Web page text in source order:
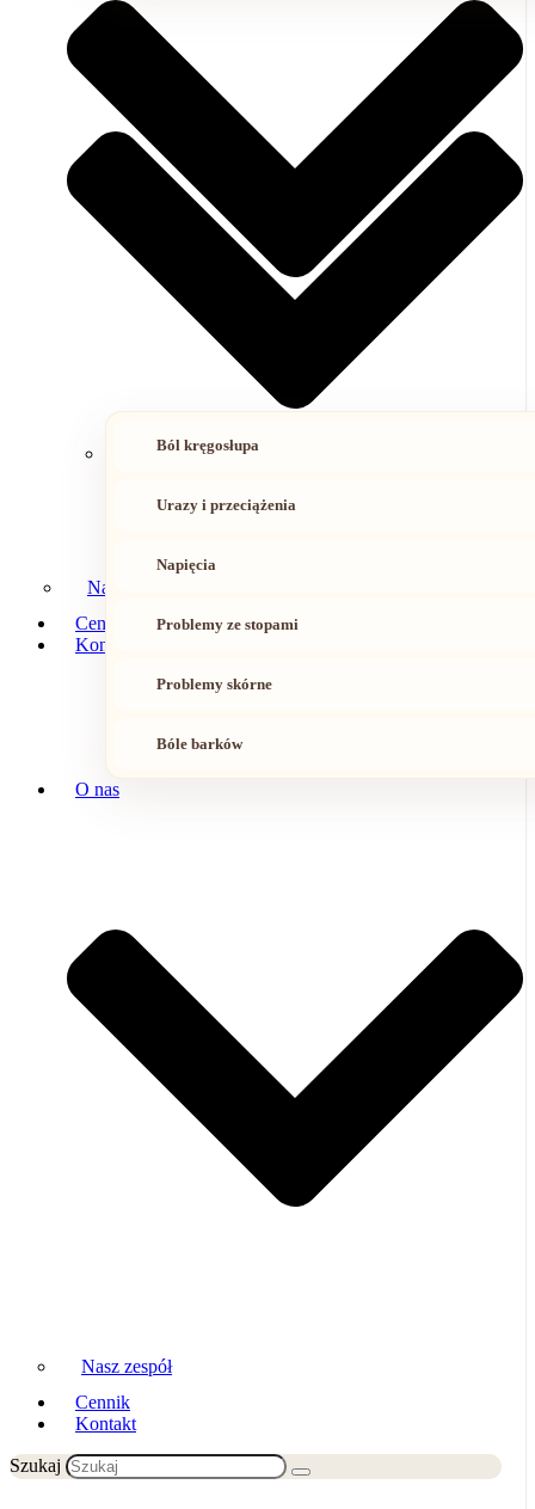
Nasz zespół
Cennik
Kontakt
Ból kręgosłupa
Urazy i przeciążenia
Napięcia
Problemy ze stopami
Problemy skórne
Bóle barków
O nas
Nasz zespół
Cennik
Kontakt
Szukaj